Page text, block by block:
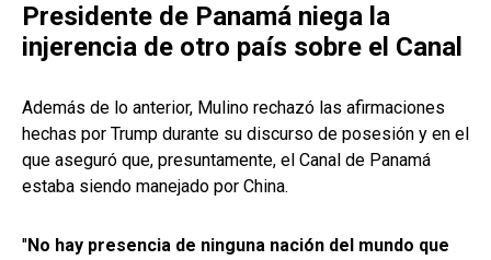
Presidente de Panamá niega la
injerencia de otro país sobre el Canal
Además de lo anterior, Mulino rechazó las afirmaciones
hechas por Trump durante su discurso de posesión y en el
que aseguró que, presuntamente, el Canal de Panamá
estaba siendo manejado por China.
"No hay presencia de ninguna nación del mundo que